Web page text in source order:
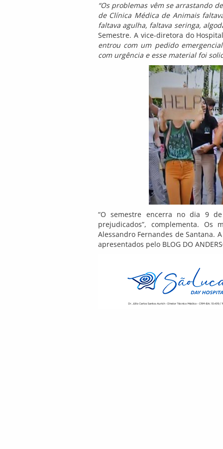
“Os problemas vêm se arrastando
de Clínica Médica de Animais
faltava agulha, faltava seringa,
Semestre. A vice-diretora do
entrou com um pedido
com urgência e esse material foi
“O semestre encerra no dia 9
prejudicados”, complementa. Os
Alessandro Fernandes de Santana.
apresentados pelo BLOG DO